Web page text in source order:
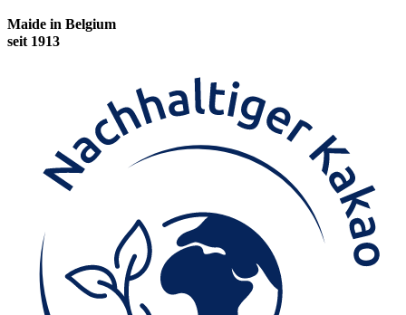
Maide in Belgium
seit 1913